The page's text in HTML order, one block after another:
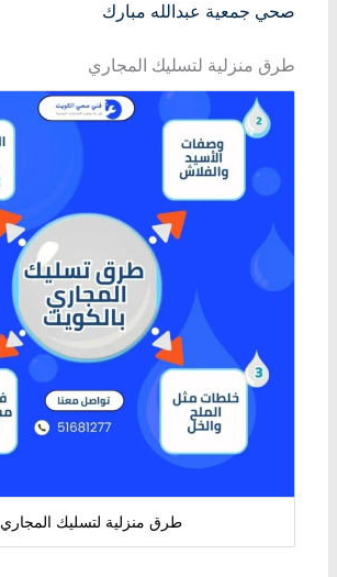
صحي جمعية عبدالله مبارك
طرق منزلية لتسليك المجاري
طرق منزلية لتسليك المجاري